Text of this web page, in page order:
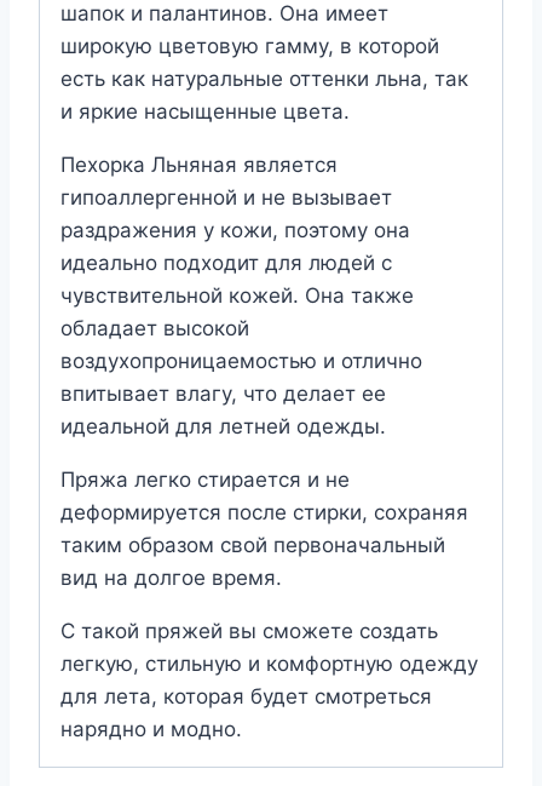
шапок и палантинов. Она имеет
широкую цветовую гамму, в которой
есть как натуральные оттенки льна, так
и яркие насыщенные цвета.
Пехорка Льняная является
гипоаллергенной и не вызывает
раздражения у кожи, поэтому она
идеально подходит для людей с
чувствительной кожей. Она также
обладает высокой
воздухопроницаемостью и отлично
впитывает влагу, что делает ее
идеальной для летней одежды.
Пряжа легко стирается и не
деформируется после стирки, сохраняя
таким образом свой первоначальный
вид на долгое время.
С такой пряжей вы сможете создать
легкую, стильную и комфортную одежду
для лета, которая будет смотреться
нарядно и модно.